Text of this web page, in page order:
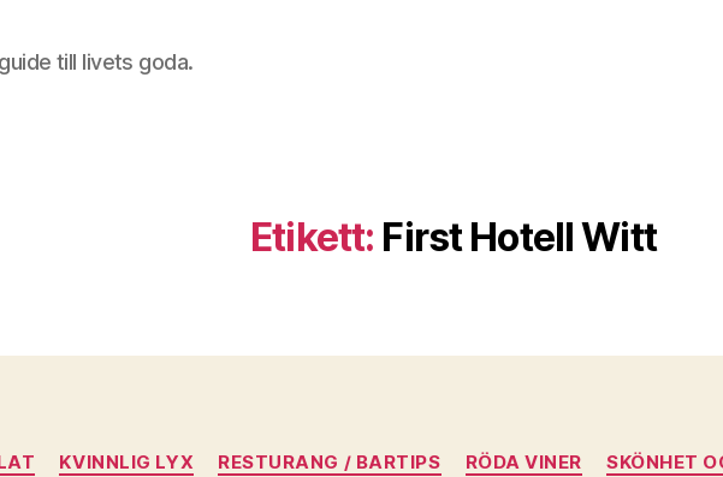
till livets goda.
Etikett: First Hotell Witt
Kategorier
KVINNLIG LYX RESTURANG / BARTIPS RÖDA VINER SKÖNHET